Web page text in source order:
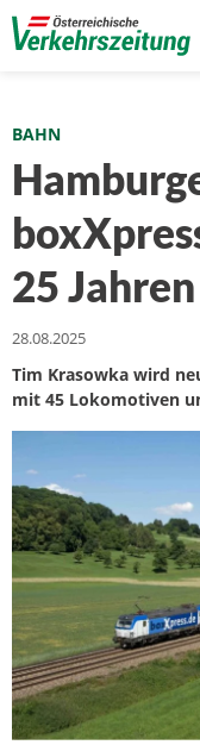
BAHN
25 Jahren
28.08.2025
Tim Krasowka wird
mit 45 Lokomotiven